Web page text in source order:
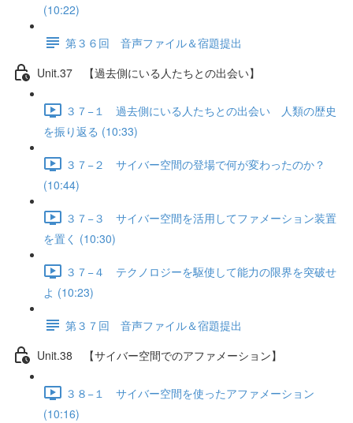
(10:22)
第３６回 音声ファイル＆宿題提出
Unit.37 【過去側にいる人たちとの出会い】
３７−１ 過去側にいる人たちとの出会い 人類の歴史
を振り返る (10:33)
３７−２ サイバー空間の登場で何が変わったのか？
(10:44)
３７−３ サイバー空間を活用してファメーション装置
を置く (10:30)
３７−４ テクノロジーを駆使して能力の限界を突破せ
よ (10:23)
第３７回 音声ファイル＆宿題提出
Unit.38 【サイバー空間でのアファメーション】
３８−１ サイバー空間を使ったアファメーション
(10:16)